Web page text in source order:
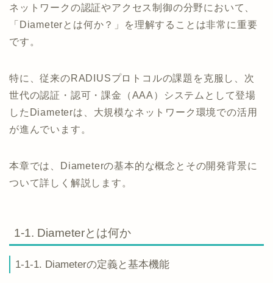
ネットワークの認証やアクセス制御の分野において、
「Diameterとは何か？」を理解することは非常に重要
です。
特に、従来のRADIUSプロトコルの課題を克服し、次
世代の認証・認可・課金（AAA）システムとして登場
したDiameterは、大規模なネットワーク環境での活用
が進んでいます。
本章では、Diameterの基本的な概念とその開発背景に
ついて詳しく解説します。
1-1. Diameterとは何か
1-1-1. Diameterの定義と基本機能